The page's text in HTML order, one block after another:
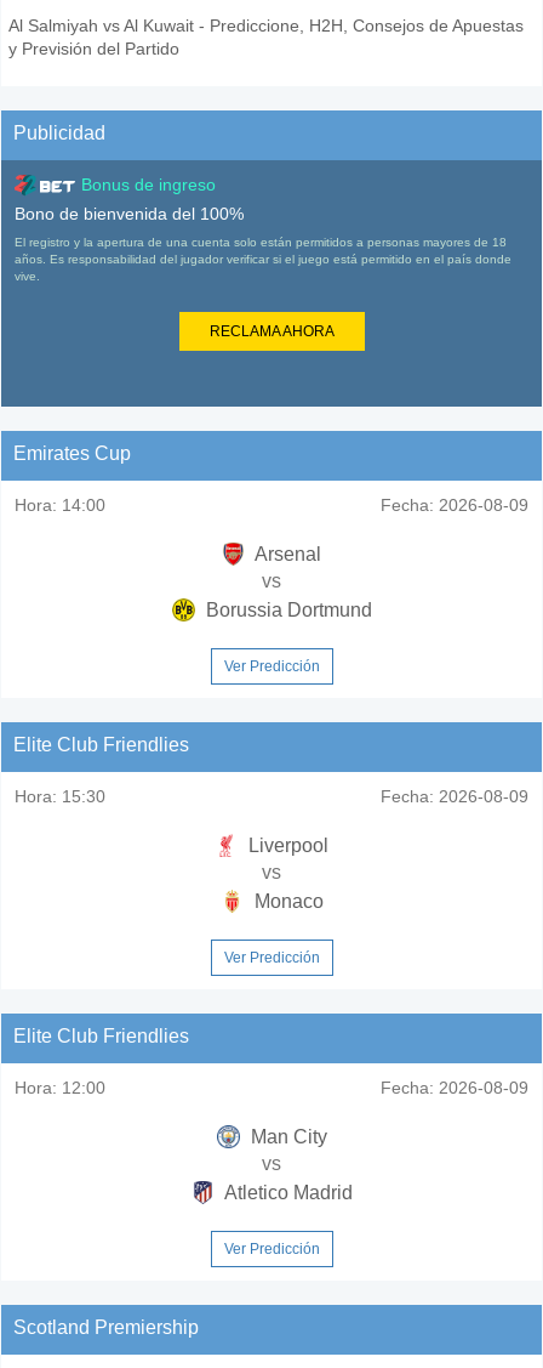
Al Salmiyah vs Al Kuwait - Prediccione, H2H, Consejos de Apuestas
y Previsión del Partido
Publicidad
Bonus de ingreso
Bono de bienvenida del 100%
El registro y la apertura de una cuenta solo están permitidos a personas mayores de 18
años. Es responsabilidad del jugador verificar si el juego está permitido en el país donde
vive.
RECLAMA AHORA
Emirates Cup
Hora: 14:00 Fecha: 2026-08-09
Arsenal
vs
Borussia Dortmund
Ver Predicción
Elite Club Friendlies
Hora: 15:30 Fecha: 2026-08-09
Liverpool
vs
Monaco
Ver Predicción
Elite Club Friendlies
Hora: 12:00 Fecha: 2026-08-09
Man City
vs
Atletico Madrid
Ver Predicción
Scotland Premiership